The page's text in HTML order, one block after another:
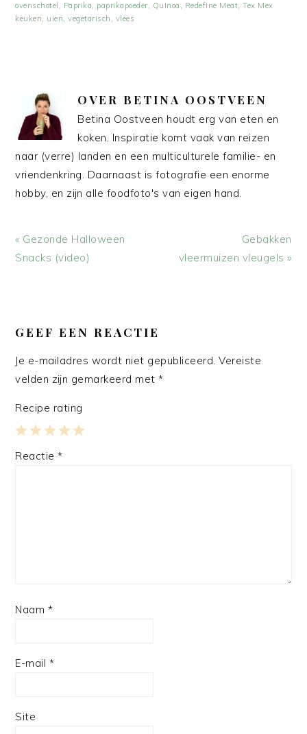
ovenschotel , Paprika, paprikapoeder, Quinoa , Redefine Meat,Tex Mex
keuken, uien,vegetarisch , vlees
OVER BETINA OOSTVEEN
Betina Oostveen houdt erg van eten en
koken. Inspiratie komt vaak van reizen
naar (verre) landen en een multiculturele familie- en
vriendenkring. Daarnaast is fotografie een enorme
hobby, en zijn alle foodfoto's van eigen hand.
Vorig
bericht:
« Gezonde Halloween
Snacks (video)
Volgend
bericht:
Gebakken
vleermuizen vleugels »
INTERACTIES
GEEF EEN REACTIE
Je e-mailadres wordt niet gepubliceerd. Vereiste
velden zijn gemarkeerd met*
Recipe rating
4
3
2
1
Reactie*
Naam *
E-mail *
Site